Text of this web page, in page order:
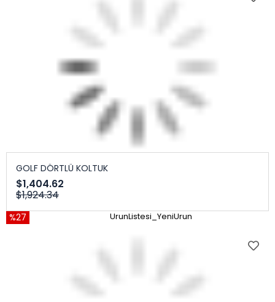
GOLF DÖRTLÜ KOLTUK
$1,404.62
$1,924.34
%27 UrunListesi_YeniUrun